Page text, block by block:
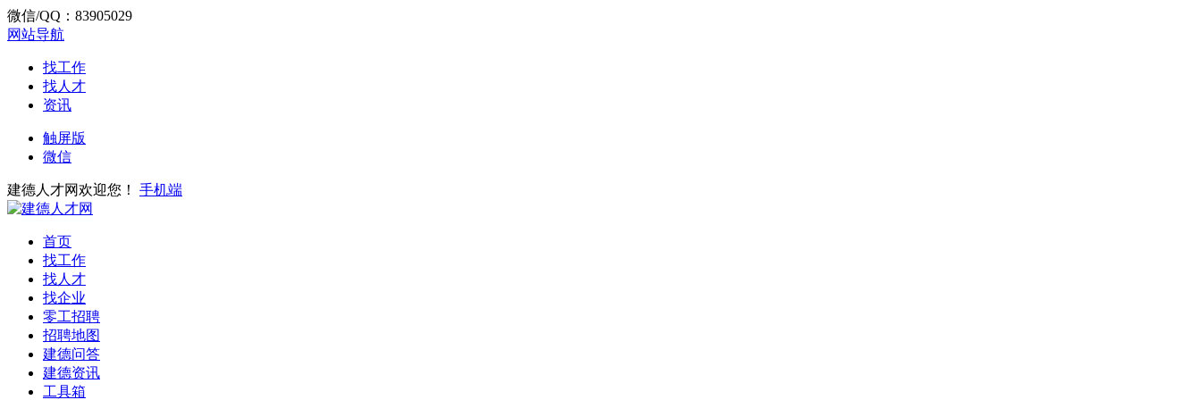
微信/QQ：83905029
网站导航
找工作
找人才
资讯
触屏版
微信
建德人才网欢迎您！ 手机端
首页
找工作
找人才
找企业
零工招聘
招聘地图
建德问答
建德资讯
工具箱